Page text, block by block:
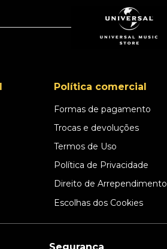
Política comercial
Formas de pagamento
Trocas e devoluções
Termos de Uso
Política de Privacidade
Direito de Arrependimento
Escolhas dos Cookies
Segurança